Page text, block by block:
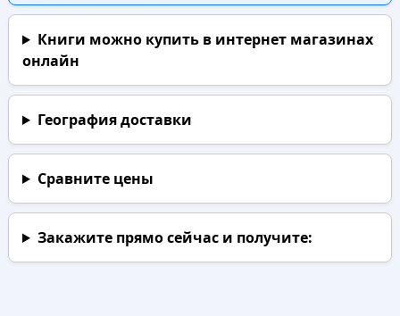
Книги можно купить в интернет магазинах
онлайн
География доставки
Сравните цены
Закажите прямо сейчаси получите: